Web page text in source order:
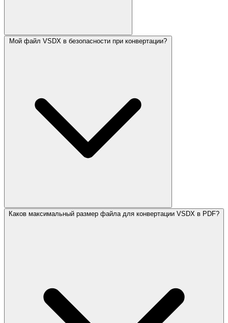
Мой файл VSDX в безопасности при конвертации?
Каков максимальный размер файла для конвертации VSDX в PDF?